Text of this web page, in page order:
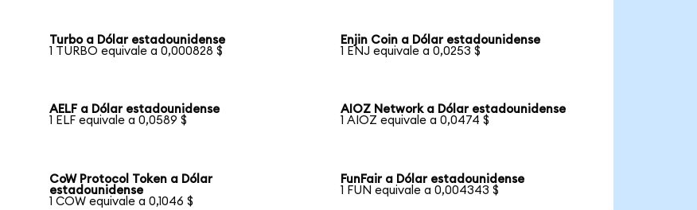
Turbo a Dólar estadounidense
1 TURBO equivale a 0,000828 $
Enjin Coin a Dólar estadounidense
1 ENJ equivale a 0,0253 $
AELF a Dólar estadounidense
1 ELF equivale a 0,0589 $
AIOZ Network a Dólar estadounidense
1 AIOZ equivale a 0,0474 $
CoW Protocol Token a Dólar
estadounidense
1 COW equivale a 0,1046 $
FunFair a Dólar estadounidense
1 FUN equivale a 0,004343 $